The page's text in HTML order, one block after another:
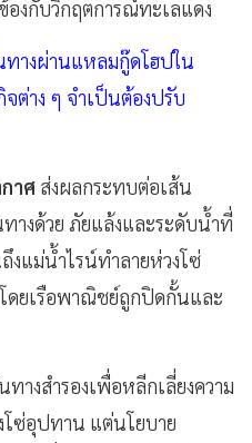
องกับวิกฤตการณ์ทะเลแดง
ทางผ่านแหลมกู๊ดโฮปใน
ต่าง ๆ จำเป็นต้องปรับ
าศ ส่งผลกระทบต่อเส้น
างด้วย ภัยแล้งและระดับน้ำที่
แม่น้ำไรน์ทำลายห่วงโซ่
ดยเรือพาณิชย์ถูกปิดกั้นและ
างสำรองเพื่อหลีกเลี่ยงความ
โซ่อุปทาน แต่นโยบาย